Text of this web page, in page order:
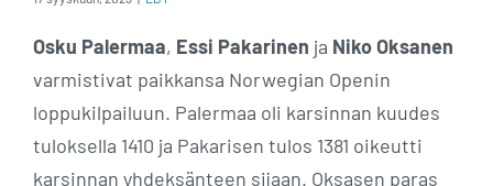
Osku Palermaa, Essi Pakarinen ja Niko Oksanen
varmistivat paikkansa Norwegian Openin
loppukilpailuun. Palermaa oli karsinnan kuudes
tuloksella 1410 ja Pakarisen tulos 1381 oikeutti
karsinnan yhdeksänteen sijaan. Oksasen paras